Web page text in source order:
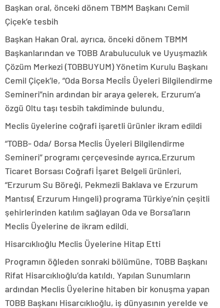
Başkan oral, önceki dönem TBMM Başkanı Cemil
Çiçek’e tesbih
Başkan Hakan Oral, ayrıca, önceki dönem TBMM
Başkanlarından ve TOBB Arabuluculuk ve Uyuşmazlık
Çözüm Merkezi (TOBBUYUM) Yönetim Kurulu Başkanı
Cemil Çiçek’le, “Oda Borsa Meclİs Üyeleri Bilgilendirme
Semineri”nin ardından bir araya gelerek, Erzurum’a
özgü Oltu taşı tesbih takdiminde bulundu.
Meclis üyelerine coğrafi işaretli ürünler ikram edildi
“TOBB- Oda/ Borsa Meclis Üyeleri Bilgilendirme
Semineri” programı çerçevesinde ayrıca,Erzurum
Ticaret Borsası Coğrafi İşaret Belgeli ürünleri,
“Erzurum Su Böreği, Pekmezli Baklava ve Erzurum
Mantısı( Erzurum Hıngeli) programa Türkiye’nin çeşitli
şehirlerinden katılım sağlayan Oda ve Borsa’ların
Meclis Üyelerine de ikram edildi.
Hisarcıklıoğlu Meclis Üyelerine Hitap Etti
Programın öğleden sonraki bölümüne, TOBB Başkanı
Rifat Hisarcıklıoğlu’da katıldı. Yapılan Sunumların
ardından Meclis Üyelerine hitaben bir konuşma yapan
TOBB Başkanı Hisarcıklıoğlu, iş dünyasının yerelde ve